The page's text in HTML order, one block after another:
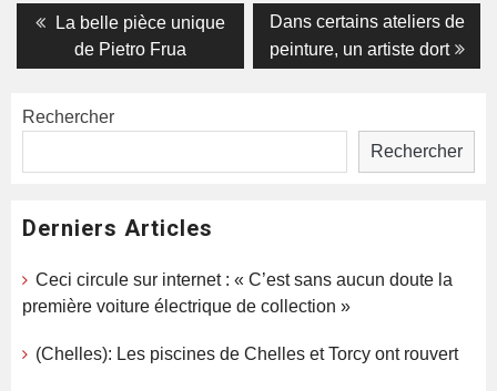
Navigation
Previous
post:
La belle pièce unique
de Pietro Frua
Next
post:
Dans certains ateliers de
peinture, un artiste dort
Rechercher
Rechercher
Derniers Articles
Ceci circule sur internet : « C’est sans aucun doute la
première voiture électrique de collection »
(Chelles): Les piscines de Chelles et Torcy ont rouvert